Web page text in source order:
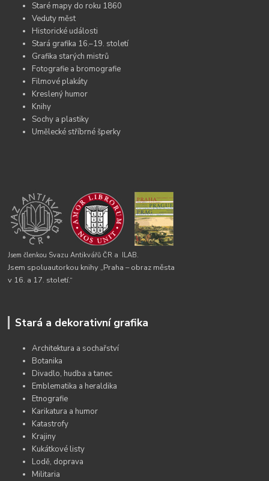
Staré mapy do roku 1860
Veduty měst
Historické události
Stará grafika 16.–19. století
Grafika starých mistrů
Fotografie a bromografie
Filmové plakáty
Kreslený humor
Knihy
Sochy a plastiky
Umělecké stříbrné šperky
Jsem členkou Svazu Antikvářů ČR a ILAB.
Jsem spoluautorkou knihy „Praha – obraz města
v 16. a 17. století.“
Stará a dekorativní grafika
Architektura a sochařství
Botanika
Divadlo, hudba a tanec
Emblematika a heraldika
Etnografie
Karikatura a humor
Katastrofy
Krajiny
Kukátkové listy
Lodě, doprava
Militaria